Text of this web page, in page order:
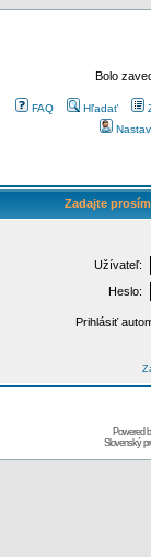
Bolo
FAQ Hľadať
Zadajte
Užívateľ:
Heslo:
Prihlásiť
Powered
Slovenský